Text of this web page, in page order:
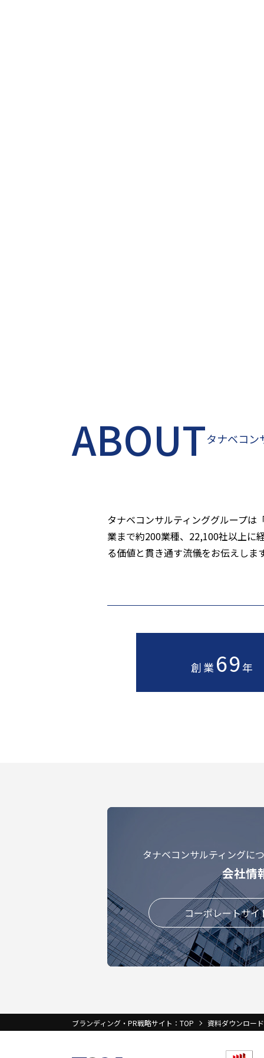
ABOUTタナベコン
タナベコンサルティンググループ
業まで約200業種、22,100社以上に
る価値と貫き通す流儀をお伝えしま
創業 69年
タナベコンサルティングに
会社情
コーポレートサイ
ブランディング・PR戦略サイト：TOP 資料ダウンロード